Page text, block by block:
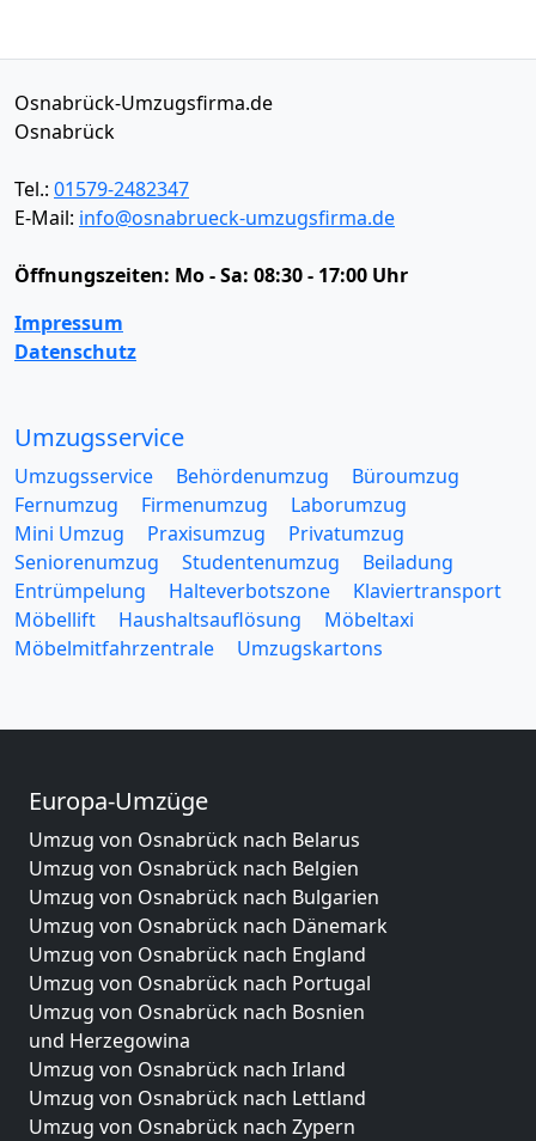
Osnabrück-Umzugsfirma.de
Osnabrück
Tel.: 01579-2482347
E-Mail: info@osnabrueck-umzugsfirma.de
Öffnungszeiten: Mo - Sa: 08:30 - 17:00 Uhr
Impressum
Datenschutz
Umzugsservice
Umzugsservice Behördenumzug
Büroumzug
Fernumzug
Firmenumzug
Laborumzug
Mini Umzug
Praxisumzug
Privatumzug
Seniorenumzug
Studentenumzug
Beiladung
Entrümpelung
Halteverbotszone
Klaviertransport
Möbellift
Haushaltsauflösung
Möbeltaxi
Möbelmitfahrzentrale
Umzugskartons
Europa-Umzüge
Umzug von Osnabrück nach Belarus
Umzug von Osnabrück nach Belgien
Umzug von Osnabrück nach Bulgarien
Umzug von Osnabrück nach Dänemark
Umzug von Osnabrück nach England
Umzug von Osnabrück nach Portugal
Umzug von Osnabrück nach Bosnien
und Herzegowina
Umzug von Osnabrück nach Irland
Umzug von Osnabrück nach Lettland
Umzug von Osnabrück nach Zypern